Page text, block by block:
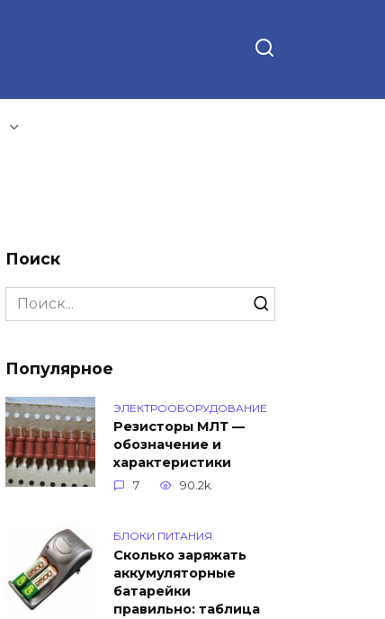
Поиск
Search
for:
Популярное
ЭЛЕКТРООБОРУДОВАНИЕ
Резисторы МЛТ —
обозначение и
характеристики
7 90.2k.
БЛОКИ ПИТАНИЯ
Сколько заряжать
аккумуляторные
батарейки
правильно: таблица